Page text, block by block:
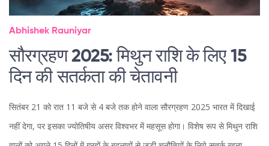
Abhishek Rauniyar
सौरग्रहण 2025: मिथुन राशि के लिए 15
दिन की सतर्कता की चेतावनी
सितंबर 21 को रात 11 बजे से 4 बजे तक होने वाला सौरग्रहण 2025 भारत में दिखाई
नहीं देगा, पर इसका ज्योतिषीय असर विश्वभर में महसूस होगा। विशेष रूप से मिथुन राशि